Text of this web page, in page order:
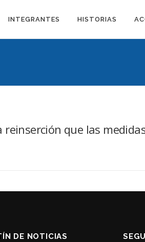
INTEGRANTES HISTORIAS
que las
DE NOTICIAS